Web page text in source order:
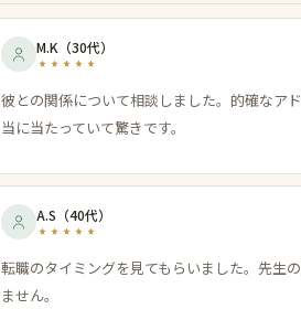
M.K （30代）
彼との関係について相談しました。的確なア
当に当たっていて驚きです。
A.S （40代）
転職のタイミングを見てもらいました。先生
ません。